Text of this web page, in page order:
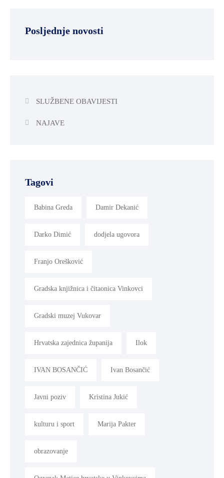
Posljednje novosti
SLUŽBENE OBAVIJESTI
NAJAVE
Tagovi
Babina Greda Damir Dekanić
Darko Dimić dodjela ugovora
Franjo Orešković
Gradska knjižnica i čitaonica Vinkovci
Gradski muzej Vukovar
Hrvatska zajednica županija Ilok
IVAN BOSANČIĆ Ivan Bosančić
Javni poziv Kristina Jukić
kulturu i sport Marija Pakter
obrazovanje